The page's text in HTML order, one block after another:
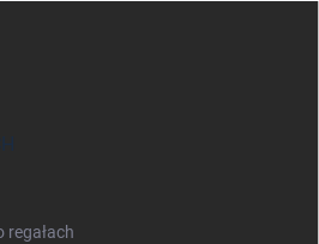
regałach